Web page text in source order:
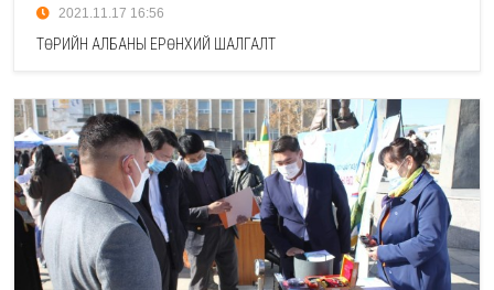
2021.11.17 16:56
ТӨРИЙН АЛБАНЫ ЕРӨНХИЙ ШАЛГАЛТ